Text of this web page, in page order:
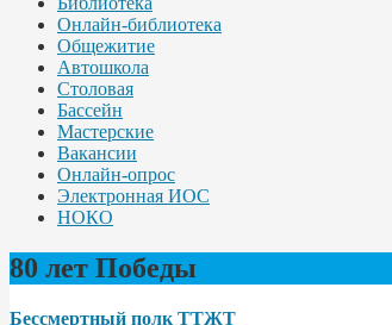
Онлайн-библиотека
Общежитие
Автошкола
Столовая
Бассейн
Мастерские
Вакансии
Онлайн-опрос
Электронная ИОС
НОКО
80 лет Победы
Бессмертный полк ТТЖТ